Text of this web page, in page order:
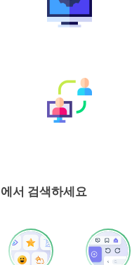
서 검색하세요